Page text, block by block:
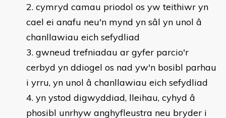
cymryd camau priodol os yw teithiwr yn
cael ei anafu neu'n mynd yn sâl yn unol â
chanllawiau eich sefydliad
gwneud trefniadau ar gyfer parcio'r
cerbyd yn ddiogel os nad yw'n bosibl parhau
i yrru, yn unol â chanllawiau eich sefydliad
yn ystod digwyddiad, lleihau, cyhyd â
phosibl unrhyw anghyfleustra neu bryder i